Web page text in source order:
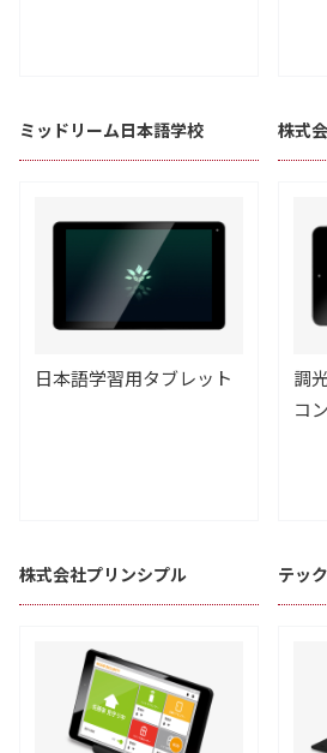
ミッドリーム日本語学校
日本語学習用タブレット
株式
調
コ
株式会社プリンシプル テッ